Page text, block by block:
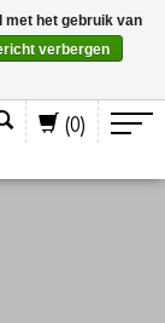
(0)
met het gebruik van
verbergen